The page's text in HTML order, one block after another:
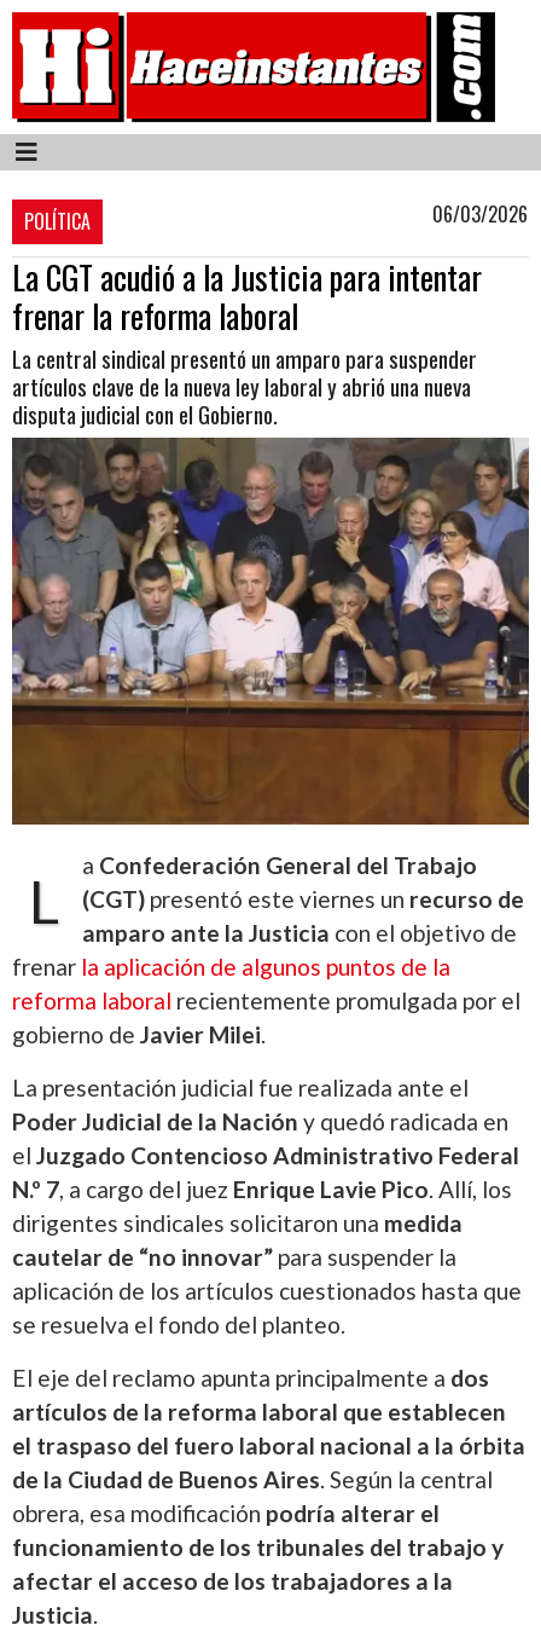
POLÍTICA 06/03/2026
La CGT acudió a la Justicia para intentar
frenar la reforma laboral
La central sindical presentó un amparo para suspender
artículos clave de la nueva ley laboral y abrió una nueva
disputa judicial con el Gobierno.
L
a Confederación General del Trabajo
(CGT) presentó este viernes un recurso de
amparo ante la Justicia con el objetivo de
frenar la aplicación de algunos puntos de la
reforma laboral recientemente promulgada por el
gobierno de Javier Milei.
La presentación judicial fue realizada ante el
Poder Judicial de la Nación y quedó radicada en
el Juzgado Contencioso Administrativo Federal
N.º 7, a cargo del juez Enrique Lavie Pico. Allí, los
dirigentes sindicales solicitaron una medida
cautelar de “no innovar” para suspender la
aplicación de los artículos cuestionados hasta que
se resuelva el fondo del planteo.
El eje del reclamo apunta principalmente a dos
artículos de la reforma laboral que establecen
el traspaso del fuero laboral nacional a la órbita
de la Ciudad de Buenos Aires. Según la central
obrera, esa modificación podría alterar el
funcionamiento de los tribunales del trabajo y
afectar el acceso de los trabajadores a la
Justicia.